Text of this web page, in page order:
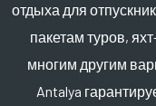
отдыха для
пакетам туров,
многим другим
Antalya